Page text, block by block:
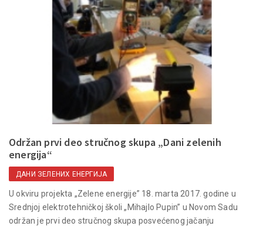
Održan prvi deo stručnog skupa „Dani zelenih
energija“
ДАНИ ЗЕЛЕНИХ ЕНЕРГИЈА
U okviru projekta „Zelene energije” 18. marta 2017. godine u
Srednjoj elektrotehničkoj školi „Mihajlo Pupin” u Novom Sadu
održan je prvi deo stručnog skupa posvećenog jačanju